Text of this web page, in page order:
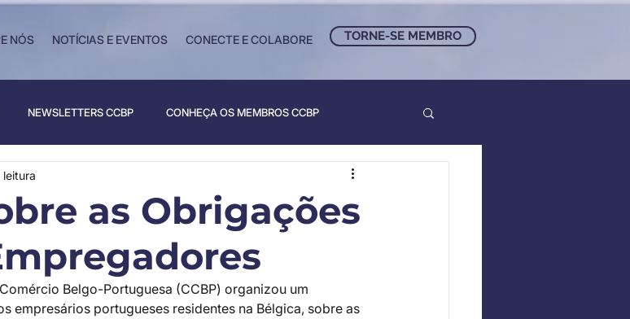
NÓS NOTÍCIAS E EVENTOS CONECTE E COLABORE TORNE-SE MEMBRO
NEWSLETTERS CCBP CONHEÇA OS MEMBROS CCBP
as Obrigações
leitura
Belgo-Portuguesa (CCBP) organizou um
empresários portugueses residentes na Bélgica, sobre as